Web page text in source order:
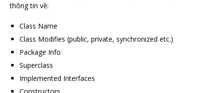
thông tin về:
Class Name
Class Modifies (public, private, synchronized etc.)
Package Info
Superclass
Implemented Interfaces